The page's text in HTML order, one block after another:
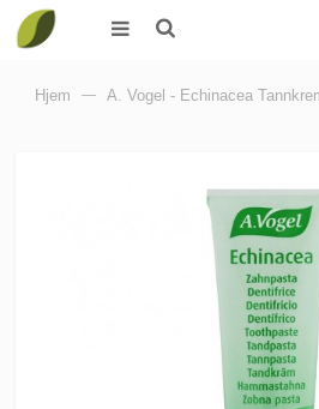
Hjem — A. Vogel - Echinacea